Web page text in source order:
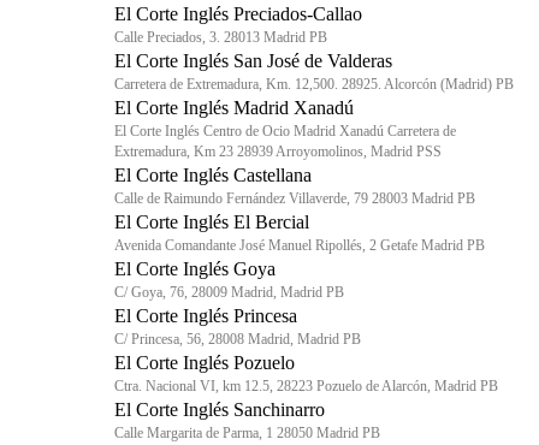
El Corte Inglés Preciados-Callao
Calle Preciados, 3. 28013 Madrid PB
El Corte Inglés San José de Valderas
Carretera de Extremadura, Km. 12,500. 28925. Alcorcón (Madrid) PB
El Corte Inglés Madrid Xanadú
El Corte Inglés Centro de Ocio Madrid Xanadú Carretera de
Extremadura, Km 23 28939 Arroyomolinos, Madrid PSS
El Corte Inglés Castellana
Calle de Raimundo Fernández Villaverde, 79 28003 Madrid PB
El Corte Inglés El Bercial
Avenida Comandante José Manuel Ripollés, 2 Getafe Madrid PB
El Corte Inglés Goya
C/ Goya, 76, 28009 Madrid, Madrid PB
El Corte Inglés Princesa
C/ Princesa, 56, 28008 Madrid, Madrid PB
El Corte Inglés Pozuelo
Ctra. Nacional VI, km 12.5, 28223 Pozuelo de Alarcón, Madrid PB
El Corte Inglés Sanchinarro
Calle Margarita de Parma, 1 28050 Madrid PB